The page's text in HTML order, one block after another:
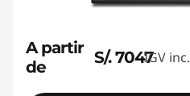
A partir
de
S/. 7047IGV inc.